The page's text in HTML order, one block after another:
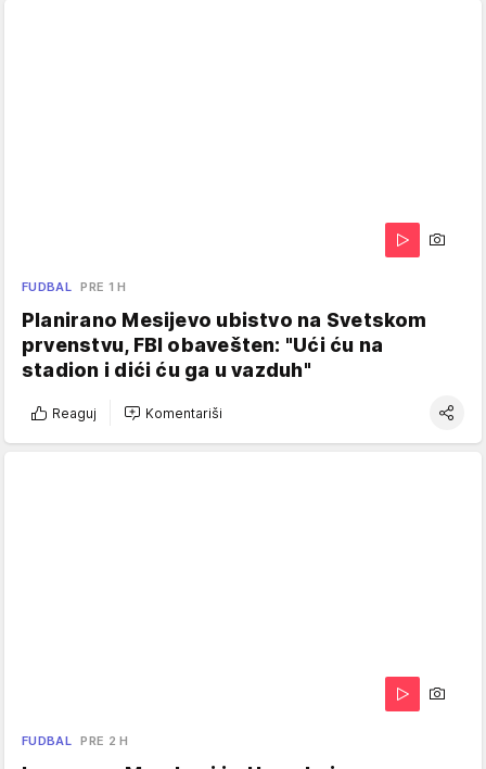
FUDBAL PRE 1 H
Planirano Mesijevo ubistvo na Svetskom
prvenstvu, FBI obavešten: "Ući ću na
stadion i dići ću ga u vazduh"
Reaguj Komentariši
FUDBAL PRE 2 H